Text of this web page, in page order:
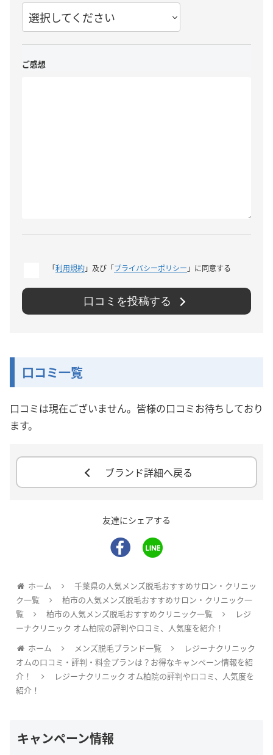
選択してください
ご感想
「利用規約」及び「プライバシーポリシー 」に同意する
口コミを投稿する
口コミ一覧
口コミは現在ございません。皆様の口コミお待ちしており
ます。
ブランド詳細へ戻る
友達にシェアする
ホーム
千葉県の人気メンズ脱毛おすすめサロン・クリニッ
ク一覧
柏市の人気メンズ脱毛おすすめサロン・クリニック一
覧
柏市の人気メンズ脱毛おすすめクリニック一覧
レジ
ーナクリニック オム柏院の評判や口コミ、人気度を紹介！
ホーム
メンズ脱毛ブランド一覧
レジーナクリニック
オムの口コミ・評判・料金プランは？お得なキャンペーン情報を紹
介！
レジーナクリニック オム柏院の評判や口コミ、人気度を
紹介！
キャンペーン情報